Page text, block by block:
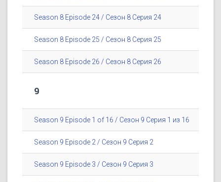
Season 8 Episode 24 / Сезон 8 Серия 24
Season 8 Episode 25 / Сезон 8 Серия 25
Season 8 Episode 26 / Сезон 8 Серия 26
9
Season 9 Episode 1 of 16 / Сезон 9 Серия 1 из 16
Season 9 Episode 2 / Сезон 9 Серия 2
Season 9 Episode 3 / Сезон 9 Серия 3